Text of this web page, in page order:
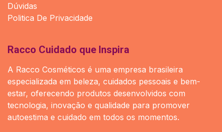
Dúvidas
Politica De Privacidade
Racco Cuidado que Inspira
A Racco Cosméticos é uma empresa brasileira
especializada em beleza, cuidados pessoais e bem-
estar, oferecendo produtos desenvolvidos com
tecnologia, inovação e qualidade para promover
autoestima e cuidado em todos os momentos.